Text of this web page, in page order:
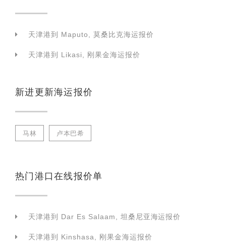
天津港到 Maputo, 莫桑比克海运报价
天津港到 Likasi, 刚果金海运报价
新进更新海运报价
马林 卢本巴希
热门港口在线报价单
天津港到 Dar Es Salaam, 坦桑尼亚海运报价
天津港到 Kinshasa, 刚果金海运报价